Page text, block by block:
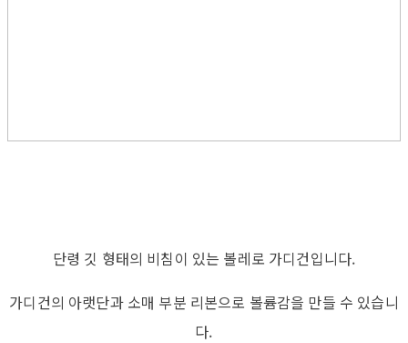
단령 깃 형태의 비침이 있는 볼레로 가디건입니다.
가디건의 아랫단과 소매 부분 리본으로 볼륨감을 만들 수 있습니
다.